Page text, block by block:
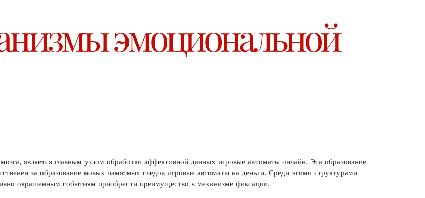
эмоциональной
является главным узлом обработки аффективной данных игровые автоматы онлайн. Эта образование
за образование новых памятных следов игровые автоматы на деньги. Среди этими структурами
окрашенным событиям приобрести преимущество в механизме фиксации.